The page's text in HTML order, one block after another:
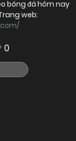
bóng đá hôm nay
web:
0